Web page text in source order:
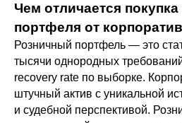
Чем отличается покупка
портфеля от
Розничный портфель — это
тысячи однородных
recovery rate по выборке.
штучный актив с уникальной
и судебной перспективой.